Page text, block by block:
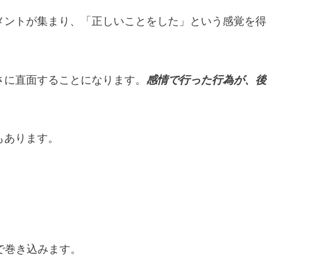
トが集まり、「正しいことをした」という感覚を得
直面することになります。 感情で行った行為が、後
ります。
き込みます。